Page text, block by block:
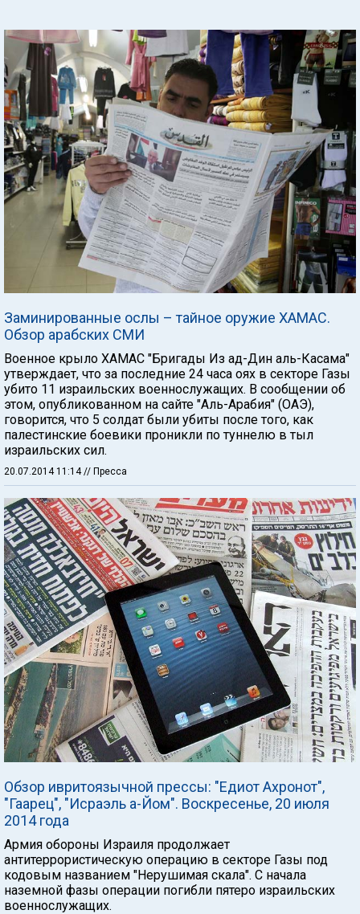
Заминированные ослы – тайное оружие ХАМАС.
Обзор арабских СМИ
Военное крыло ХАМАС "Бригады Из ад-Дин аль-Касама"
утверждает, что за последние 24 часа оях в секторе Газы
убито 11 израильских военнослужащих. В сообщении об
этом, опубликованном на сайте "Аль-Арабия" (ОАЭ),
говорится, что 5 солдат были убиты после того, как
палестинские боевики проникли по туннелю в тыл
израильских сил.
20.07.2014 11:14// Пресса
Обзор ивритоязычной прессы: "Едиот Ахронот",
"Гаарец", "Исраэль а-Йом". Воскресенье, 20 июля
2014 года
Армия обороны Израиля продолжает
антитеррористическую операцию в секторе Газы под
кодовым названием "Нерушимая скала". С начала
наземной фазы операции погибли пятеро израильских
военнослужащих.